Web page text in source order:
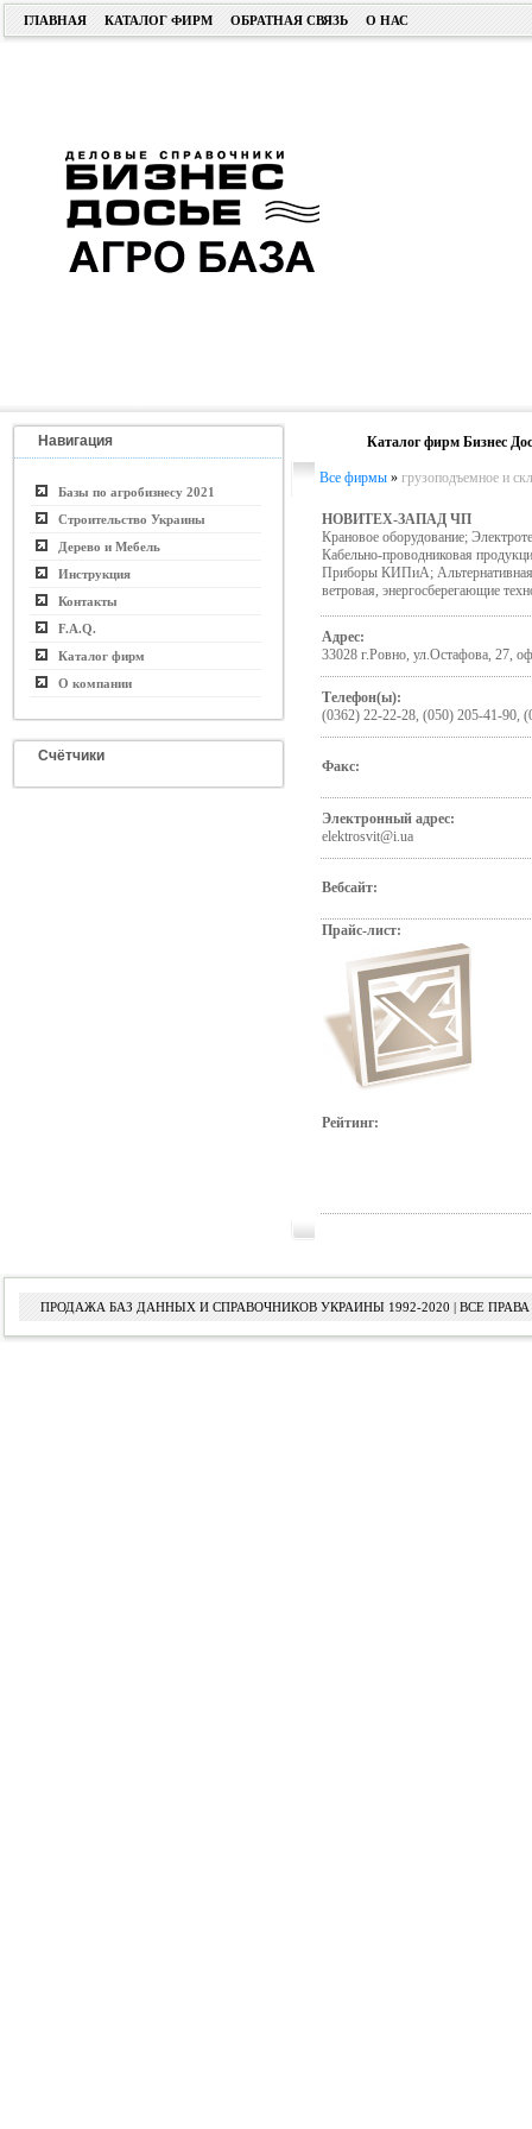
ГЛАВНАЯ КАТАЛОГ ФИРМ ОБРАТНАЯ СВЯЗЬ О НАС
Навигация
Базы по агробизнесу 2021
Строительство Украины
Дерево и Мебель
Инструкция
Контакты
F.A.Q.
Каталог фирм
О компании
Счётчики
Каталог фирм Бизнес
Все фирмы » грузоподъемное и
НОВИТЕХ-ЗАПАД ЧП
Крановое оборудование;
Кабельно-проводниковая
Приборы КИПиА; Альтернативная
ветровая, энергосберегающие
Адрес:
33028 г.Ровно, ул.Остафова, 27,
Телефон(ы):
(0362) 22-22-28, (050) 205-41-90,
Факс:
Электронный адрес:
elektrosvit@i.ua
Вебсайт:
Прайс-лист:
Рейтинг:
ПРОДАЖА БАЗ ДАННЫХ И СПРАВОЧНИКОВ УКРАИНЫ 1992-2020 | ВСЕ